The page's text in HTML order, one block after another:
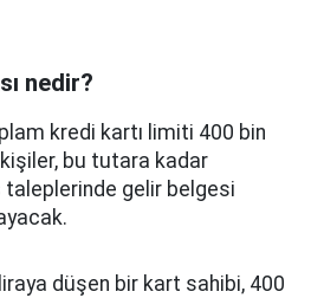
nedir?
kredi kartı limiti 400 bin
bu tutara kadar
taleplerinde gelir belgesi
düşen bir kart sahibi, 400